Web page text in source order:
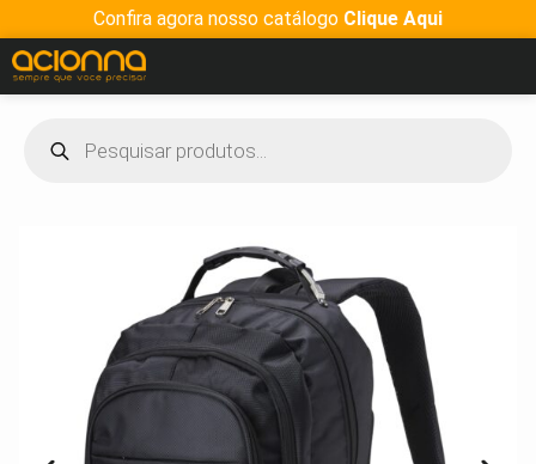
Confira agora nosso catálogo Clique Aqui